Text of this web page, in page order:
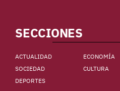
SECCIONES
ACTUALIDAD
ECONOMÍA
SOCIEDAD
CULTURA
DEPORTES